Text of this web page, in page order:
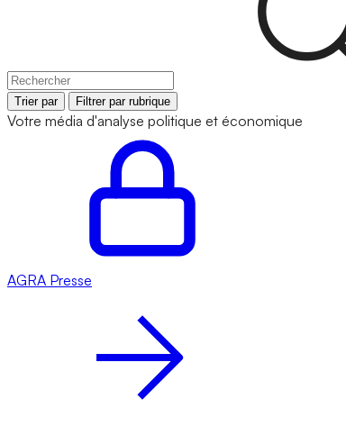
Trier par Filtrer par rubrique
Votre média d'analyse politique et économique
AGRA Presse